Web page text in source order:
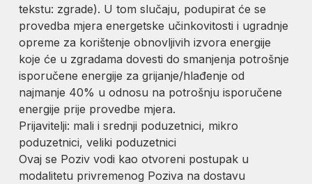
tekstu: zgrade). U tom slučaju, podupirat će se
provedba mjera energetske učinkovitosti i ugradnje
opreme za korištenje obnovljivih izvora energije
koje će u zgradama dovesti do smanjenja potrošnje
isporučene energije za grijanje/hlađenje od
najmanje 40% u odnosu na potrošnju isporučene
energije prije provedbe mjera.
Prijavitelji: mali i srednji poduzetnici, mikro
poduzetnici, veliki poduzetnici
Ovaj se Poziv vodi kao otvoreni postupak u
modalitetu privremenog Poziva na dostavu